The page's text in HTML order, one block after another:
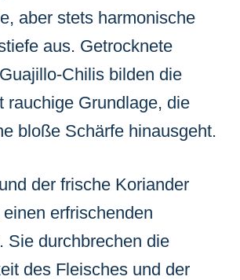
aber stets harmonische
aus. Getrocknete
Chilis bilden die
rauchige Grundlage, die
bloße Schärfe hinausgeht.
der frische Koriander
erfrischenden
Sie durchbrechen die
des Fleisches und der